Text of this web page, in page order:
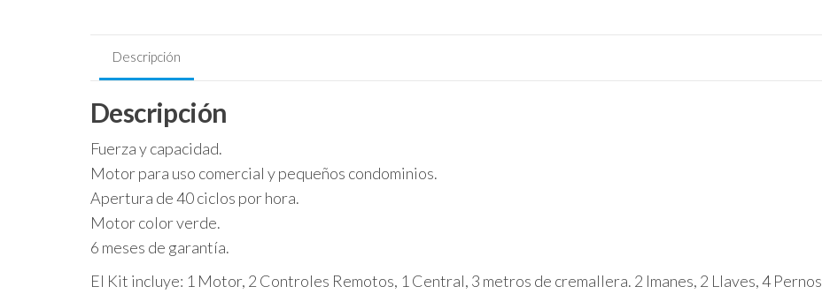
Descripción
Descripción
Fuerza y capacidad.
Motor para uso comercial y pequeños condominios.
Apertura de 40 ciclos por hora.
Motor color verde.
6 meses de garantía.
El Kit incluye: 1 Motor, 2 Controles Remotos, 1 Central, 3 metros de cremallera. 2 Imanes, 2 Llaves, 4 Pernos